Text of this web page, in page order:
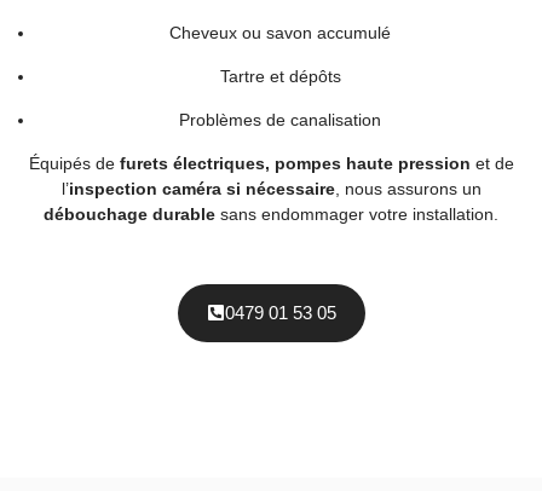
Cheveux ou savon accumulé
Tartre et dépôts
Problèmes de canalisation
Équipés de furets électriques, pompes haute pression et de
l’inspection caméra si nécessaire, nous assurons un
débouchage durable sans endommager votre installation.
0479 01 53 05